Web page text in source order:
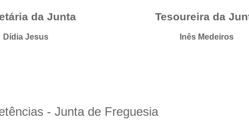
da Junta
Dídia Jesus
Tesoureira da
Inês Medeiros
- Junta de Freguesia